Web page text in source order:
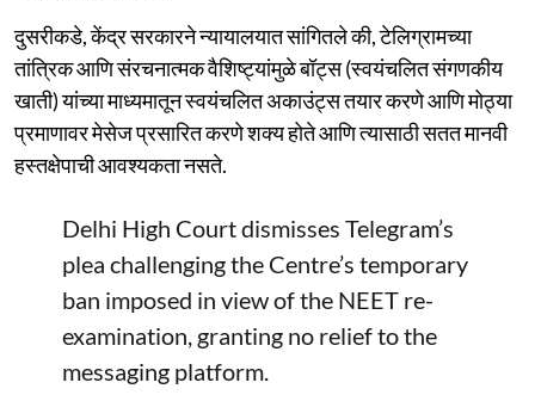
दुसरीकडे, केंद्र सरकारने न्यायालयात सांगितले की, टेलिग्रामच्या
तांत्रिक आणि संरचनात्मक वैशिष्ट्यांमुळे बॉट्स (स्वयंचलित संगणकीय
खाती) यांच्या माध्यमातून स्वयंचलित अकाउंट्स तयार करणे आणि मोठ्या
प्रमाणावर मेसेज प्रसारित करणे शक्य होते आणि त्यासाठी सतत मानवी
हस्तक्षेपाची आवश्यकता नसते.
Delhi High Court dismisses Telegram’s
plea challenging the Centre’s temporary
ban imposed in view of the NEET re-
examination, granting no relief to the
messaging platform.